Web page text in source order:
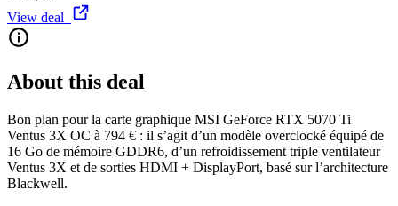
View deal
About this deal
Bon plan pour la carte graphique MSI GeForce RTX 5070 Ti
Ventus 3X OC à 794 € : il s’agit d’un modèle overclocké équipé de
16 Go de mémoire GDDR6, d’un refroidissement triple ventilateur
Ventus 3X et de sorties HDMI + DisplayPort, basé sur l’architecture
Blackwell.